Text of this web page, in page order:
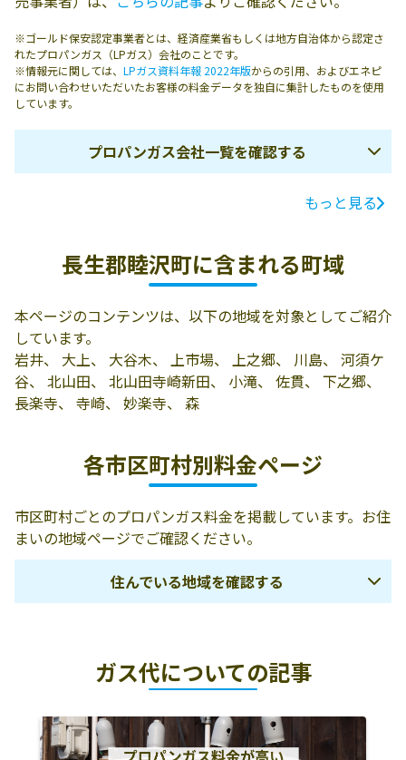
※ゴールド保安認定事業者とは、経済産業省もしくは地方自治体から認定さ
れたプロパンガス（LPガス）会社のことです。
※情報元に関しては、 LPガス資料年報 2022年版からの引用、およびエネピ
にお問い合わせいただいたお客様の料金データを独自に集計したものを使用
しています。
プロパンガス会社一覧を確認する
電話番号
市場883-3
もっと見る
長生郡睦沢町に含まれる町域
本ページのコンテンツは、以下の地域を対象としてご紹介
しています。
岩井、 大上、 大谷木、 上市場、 上之郷、 川島、 河須ケ
谷、 北山田、 北山田寺崎新田、 小滝、 佐貫、 下之郷、
長楽寺、 寺崎、 妙楽寺、 森
各市区町村別料金ページ
市区町村ごとのプロパンガス料金を掲載しています。お住
まいの地域ページでご確認ください。
住んでいる地域を確認する
浦安市
八千代市
松戸市
我孫子市 柏市
ガス代についての記事